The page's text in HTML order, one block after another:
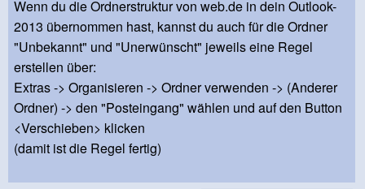
Wenn du die Ordnerstruktur von web.de in dein Outlook-
2013 übernommen hast, kannst du auch für die Ordner
"Unbekannt" und "Unerwünscht" jeweils eine Regel
erstellen über:
Extras -> Organisieren -> Ordner verwenden -> (Anderer
Ordner) -> den "Posteingang" wählen und auf den Button
<Verschieben> klicken
(damit ist die Regel fertig)